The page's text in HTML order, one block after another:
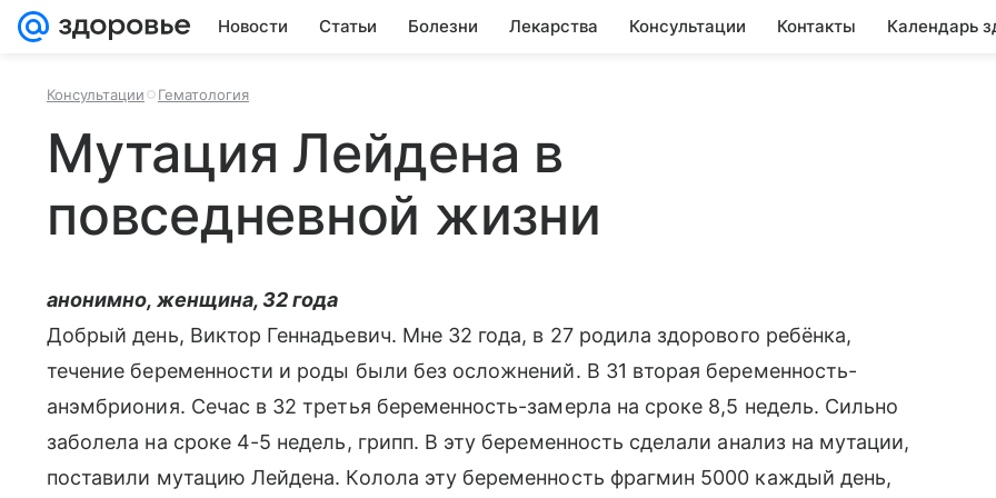
Новости Статьи Болезни Лекарства Консультации Контакты Календарь
Консультации Гематология
Мутация Лейдена в
повседневной жизни
анонимно, женщина, 32 года
Добрый день, Виктор Геннадьевич. Мне 32 года, в 27 родила здорового ребёнка,
течение беременности и роды были без осложнений. В 31 вторая беременность-
анэмбриония. Сечас в 32 третья беременность-замерла на сроке 8,5 недель. Сильно
заболела на сроке 4-5 недель, грипп. В эту беременность сделали анализ на мутации,
поставили мутацию Лейдена. Колола эту беременность фрагмин 5000 каждый день,